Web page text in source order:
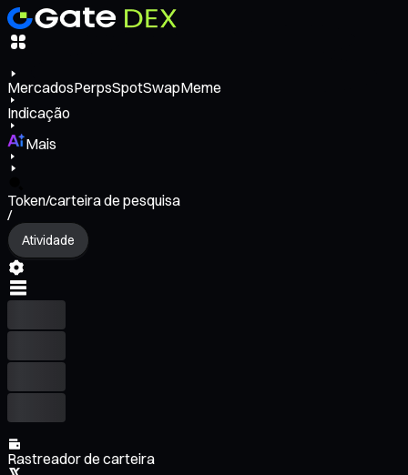
MercadosPerpsSpotSwapMeme
Indicação
Mais
Token/carteira de pesquisa
/
Atividade
Rastreador de carteira